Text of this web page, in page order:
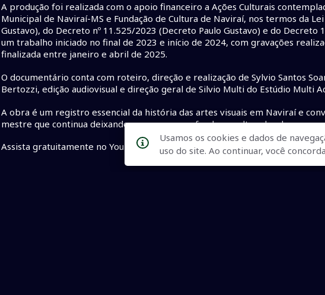
A produção foi realizada com o apoio financeiro a Ações Culturais
Municipal de Naviraí-MS e Fundação de Cultura de Naviraí, nos termos da
Gustavo), do Decreto nº 11.525/2023 (Decreto Paulo Gustavo) e do
um trabalho iniciado no final de 2023 e início de 2024, com gravações
finalizada entre janeiro e abril de 2025.
O documentário conta com roteiro, direção e realização de Sylvio Santos
Bertozzi, edição audiovisual e direção geral de Silvio Multi do Estúdio Multi
A obra é um registro essencial da história das artes visuais em Naviraí e
mestre que continua deixando uma marca profunda na cultura local.
Assista gratuitamente no YouTube: https://www.youtube.com/
Usamos os cookies e dados de
uso do site. Ao continuar, você